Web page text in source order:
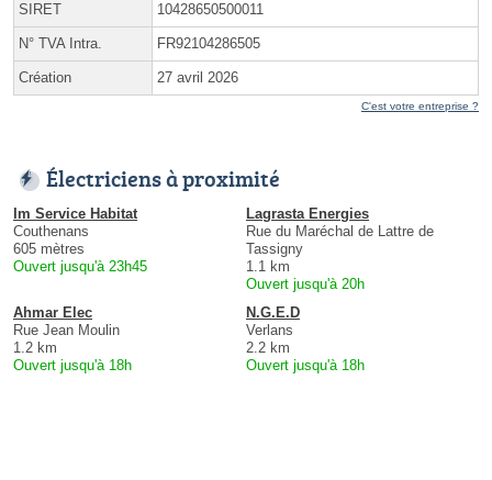
SIRET 10428650500011
N° TVA Intra. FR92104286505
Création 27 avril 2026
C'est votre entreprise ?
Électriciens à proximité
Im Service Habitat
Couthenans
605 mètres
Ouvert jusqu'à 23h45
Lagrasta Energies
Rue du Maréchal de Lattre de
Tassigny
1.1 km
Ouvert jusqu'à 20h
Ahmar Elec
Rue Jean Moulin
1.2 km
Ouvert jusqu'à 18h
N.G.E.D
Verlans
2.2 km
Ouvert jusqu'à 18h